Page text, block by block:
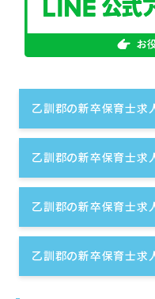
乙訓郡の新卒保育士求
乙訓郡の新卒保育士求
乙訓郡の新卒保育士求
乙訓郡の新卒保育士求